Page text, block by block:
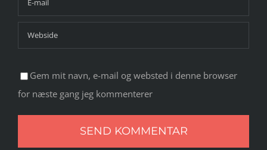
Gem mit navn, e-mail og websted i denne browser
for næste gang jeg kommenterer